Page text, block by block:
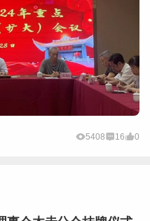
5408 16 0